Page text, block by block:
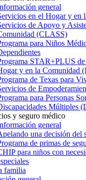
general
en el Hogar y en
de Apoyo y
(CLASS)
para Niños
STAR+PLUS
y en la Comunidad
de Texas para
de
para Personas
Múltiples
y seguro médico
general
una decisión del
de primas de
para niños con
familia